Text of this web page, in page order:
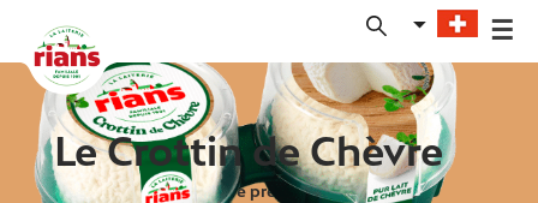
content
Le Crottin de Chèvre
Notre Crottin de Chèvre prend naissance